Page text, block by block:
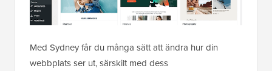
Med Sydney får du många sätt att ändra hur din
webbplats ser ut, särskilt med dess